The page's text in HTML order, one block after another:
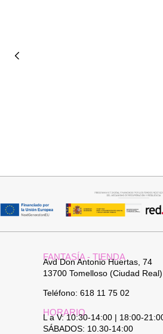
FANTASÍA - TIENDA
Avd Don Antonio Huertas, 74
13700 Tomelloso (Ciudad Real)
Teléfono: 618 11 75 02
HORARIO
L a V: 10:30-14:00 | 18:00-
SÁBADOS: 10.30-14:00